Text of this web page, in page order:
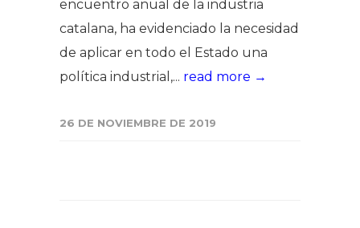
encuentro anual de la industria
catalana, ha evidenciado la necesidad
de aplicar en todo el Estado una
política industrial,... read more →
26 DE NOVIEMBRE DE 2019